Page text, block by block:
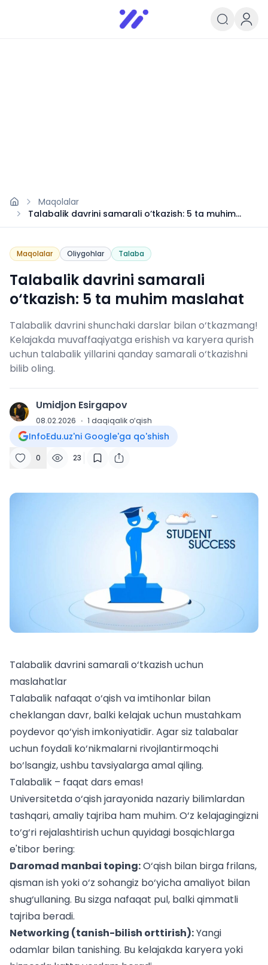
Infoedu
Ta&#039;lim xabarlari va
Maqolalar
Talabalik davrini samarali o‘tkazish: 5 ta muhim
maslahat
Maqolalar Oliygohlar Talaba
Talabalik davrini samarali
o‘tkazish: 5 ta muhim maslahat
Talabalik davrini shunchaki darslar bilan o‘tkazmang!
Kelajakda muvaffaqiyatga erishish va karyera qurish
uchun talabalik yillarini qanday samarali o‘tkazishni
bilib oling.
U Umidjon Esirgapov
08.02.2026 · 1 daqiqalik o‘qish
InfoEdu.uz'ni Google'ga qo'shish
0 23
Talabalik davrini samarali o‘tkazish uchun
maslahatlar
Talabalik nafaqat o‘qish va imtihonlar bilan
cheklangan davr, balki kelajak uchun mustahkam
poydevor qo‘yish imkoniyatidir. Agar siz talabalar
uchun foydali ko‘nikmalarni rivojlantirmoqchi
bo‘lsangiz, ushbu tavsiyalarga amal qiling.
Talabalik – faqat dars emas!
Universitetda o‘qish jarayonida nazariy bilimlardan
tashqari, amaliy tajriba ham muhim. O‘z kelajagingizni
to‘g‘ri rejalashtirish uchun quyidagi bosqichlarga
e'tibor bering:
Daromad manbai toping:O‘qish bilan birga frilans,
qisman ish yoki o‘z sohangiz bo‘yicha amaliyot bilan
shug‘ullaning. Bu sizga nafaqat pul, balki qimmatli
tajriba beradi.
Networking (tanish-bilish orttirish):Yangi
odamlar bilan tanishing. Bu kelajakda karyera yoki